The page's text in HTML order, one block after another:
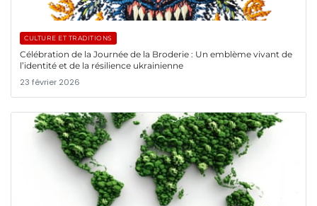
CULTURE ET TRADITIONS
Célébration de la Journée de la Broderie : Un emblème vivant de
l’identité et de la résilience ukrainienne
23 février 2026